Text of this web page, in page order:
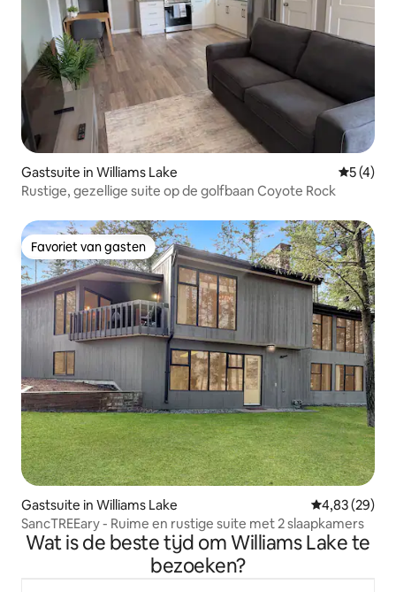
Gastsuite in Williams Lake
5 (4)
Rustige, gezellige suite op de golfbaan Coyote Rock
Favoriet van gasten
Favoriet van gasten
Gastsuite in Williams Lake Gemiddelde
4,83 (29)
SancTREEary - Ruime en rustige suite met 2 slaapkamers
Wat is de beste tijd om Williams Lake te
bezoeken?